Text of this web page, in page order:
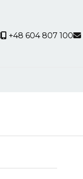
link
Social link
+48 604 807 100